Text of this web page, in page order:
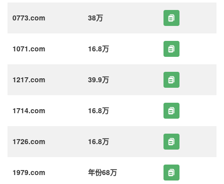
0773.com 38万
1071.com 16.8万
1217.com 39.9万
1714.com 16.8万
1726.com 16.8万
1979.com 年份68万